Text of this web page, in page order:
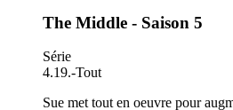
The Middle - Saison 5
Série
4.19.-Tout
Sue met tout en oeuvre pour